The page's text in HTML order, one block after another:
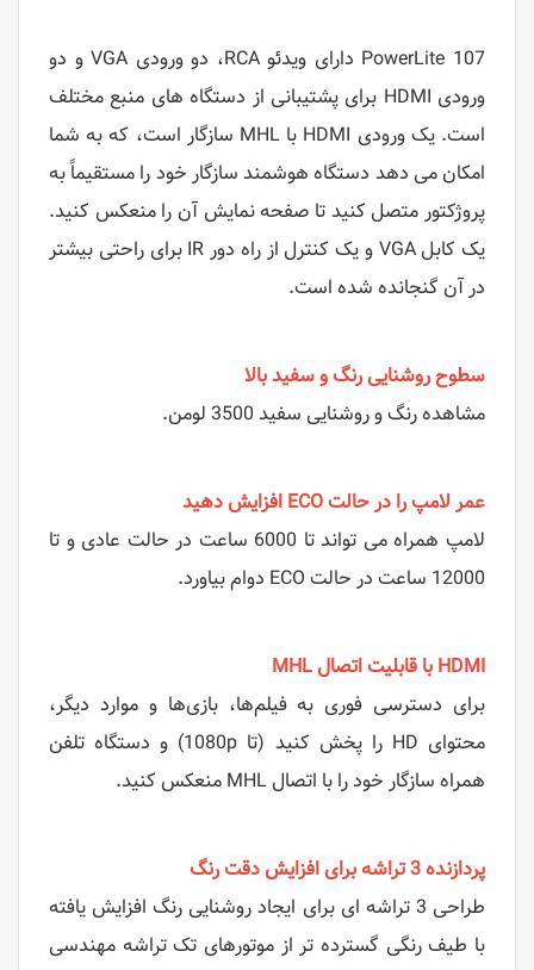
PowerLite 107 دارای ویدئو RCA، دو ورودی VGA و دو
ورودی HDMI برای پشتیبانی از دستگاه های منبع مختلف
است. یک ورودی HDMI با MHL سازگار است، که به شما
امکان می دهد دستگاه هوشمند سازگار خود را مستقیماً به
پروژکتور متصل کنید تا صفحه نمایش آن را منعکس کنید.
یک کابل VGA و یک کنترل از راه دور IR برای راحتی بیشتر
در آن گنجانده شده است.
سطوح روشنایی رنگ و سفید بالا
مشاهده رنگ و روشنایی سفید 3500 لومن.
عمر لامپ را در حالت ECO افزایش دهید
لامپ همراه می تواند تا 6000 ساعت در حالت عادی و تا
12000 ساعت در حالت ECO دوام بیاورد.
HDMI با قابلیت اتصال MHL
برای دسترسی فوری به فیلم‌ها، بازی‌ها و موارد دیگر،
محتوای HD را پخش کنید (تا 1080p) و دستگاه تلفن
همراه سازگار خود را با اتصال MHL منعکس کنید.
پردازنده 3 تراشه برای افزایش دقت رنگ
طراحی 3 تراشه ای برای ایجاد روشنایی رنگ افزایش یافته
با طیف رنگی گسترده تر از موتورهای تک تراشه مهندسی